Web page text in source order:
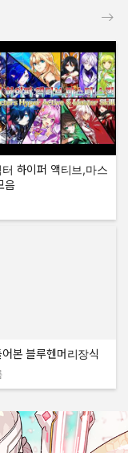
하이퍼 액티브,마스
음
본 블루헨머리장식